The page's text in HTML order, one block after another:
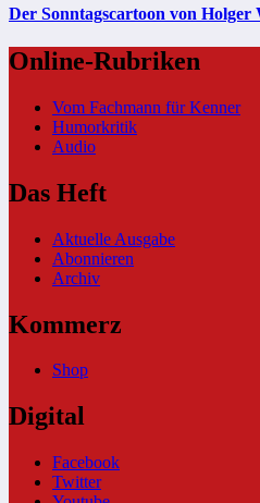
Der Sonntagscartoon von Holger
Online-Rubriken
Vom Fachmann für Kenner
Humorkritik
Audio
Das Heft
Aktuelle Ausgabe
Abonnieren
Archiv
Kommerz
Shop
Digital
Facebook
Twitter